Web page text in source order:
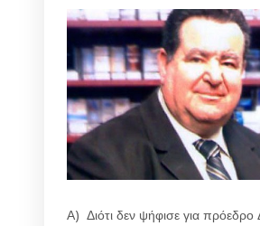
Α) Διότι δεν ψήφισε για πρόεδρο